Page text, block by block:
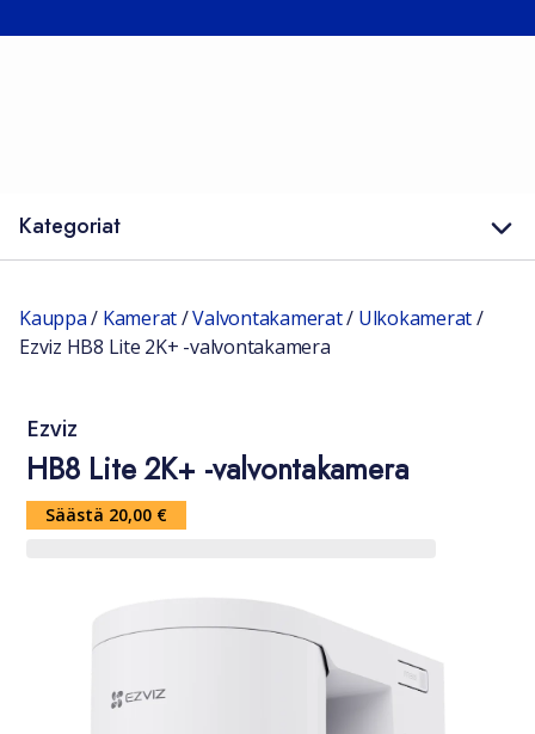
Kategoriat
Kauppa/ Kamerat/Valvontakamerat/ Ulkokamerat/
Ezviz HB8 Lite 2K+ -valvontakamera
Ezviz
HB8 Lite 2K+ -valvontakamera
Säästä 20,00 €